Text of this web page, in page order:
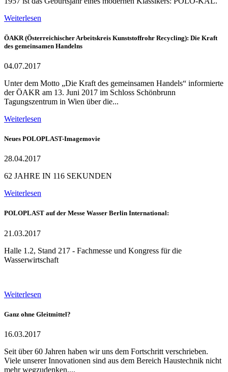
Weiterlesen
ÖAKR (Österreichischer Arbeitskreis Kunststoffrohr Recycling): Die Kraft
des gemeinsamen Handelns
04.07.2017
Unter dem Motto „Die Kraft des gemeinsamen Handels“ informierte
der ÖAKR am 13. Juni 2017 im Schloss Schönbrunn
Tagungszentrum in Wien über die...
Weiterlesen
Neues POLOPLAST-Imagemovie
28.04.2017
62 JAHRE IN 116 SEKUNDEN
Weiterlesen
POLOPLAST auf der Messe Wasser Berlin International:
21.03.2017
Halle 1.2, Stand 217 - Fachmesse und Kongress für die
Wasserwirtschaft
Weiterlesen
Ganz ohne Gleitmittel?
16.03.2017
Seit über 60 Jahren haben wir uns dem Fortschritt verschrieben.
Viele unserer Innovationen sind aus dem Bereich Haustechnik nicht
mehr wegzudenken....